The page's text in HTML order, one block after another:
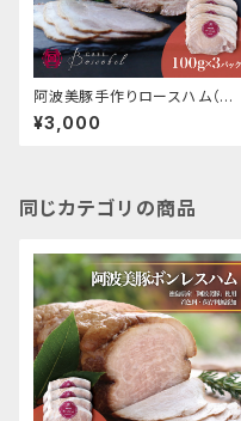
阿波美豚手作りロースハム（冷
凍）
¥3,000
同じカテゴリの商品